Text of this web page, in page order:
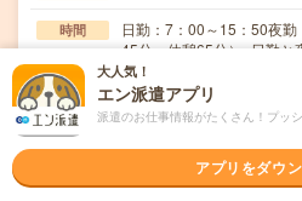
時間
日勤：7：00～15：50夜
45分・休憩65分）※日勤と
期間
【急募】即日～長期 ※8月
さい
時給
時給1440円 ※週払いOK
1440円×実働7時間45分
23万円以上
大人気！
エン派遣アプリ
派遣のお仕事情報がたくさん！プッ
アプリをダウ